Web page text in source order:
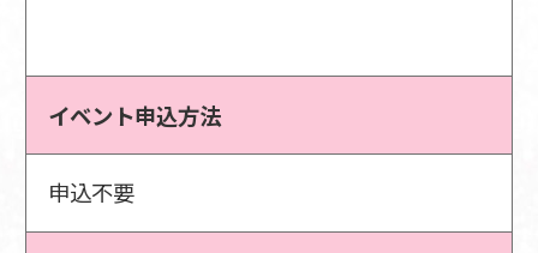
イベント申込方法
申込不要